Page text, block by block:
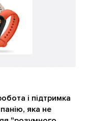
і підтримка
яка не